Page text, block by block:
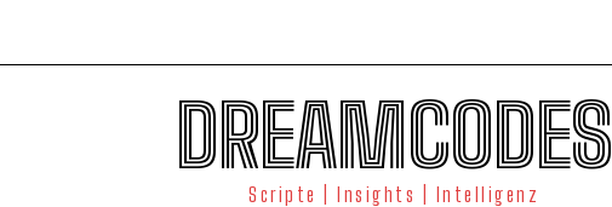
DREAMCODES
Scripte | Insights | Intelligenz